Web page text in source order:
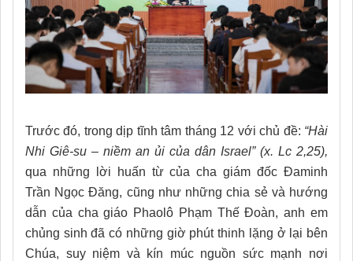
Trước đó, trong dịp tĩnh tâm tháng 12 với chủ đề: “Hài
Nhi Giê-su – niềm an ủi của dân Israel” (x. Lc 2,25),
qua những lời huấn từ của cha giám đốc Đaminh
Trần Ngọc Đăng, cũng như những chia sẻ và hướng
dẫn của cha giáo Phaolô Phạm Thế Đoàn, anh em
chủng sinh đã có những giờ phút thinh lặng ở lại bên
Chúa, suy niệm và kín múc nguồn sức mạnh nơi